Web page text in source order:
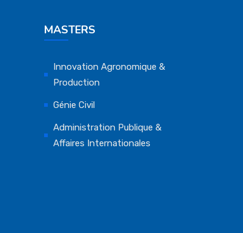
MASTERS
Innovation Agronomique &
Production
Génie Civil
Administration Publique &
Affaires Internationales